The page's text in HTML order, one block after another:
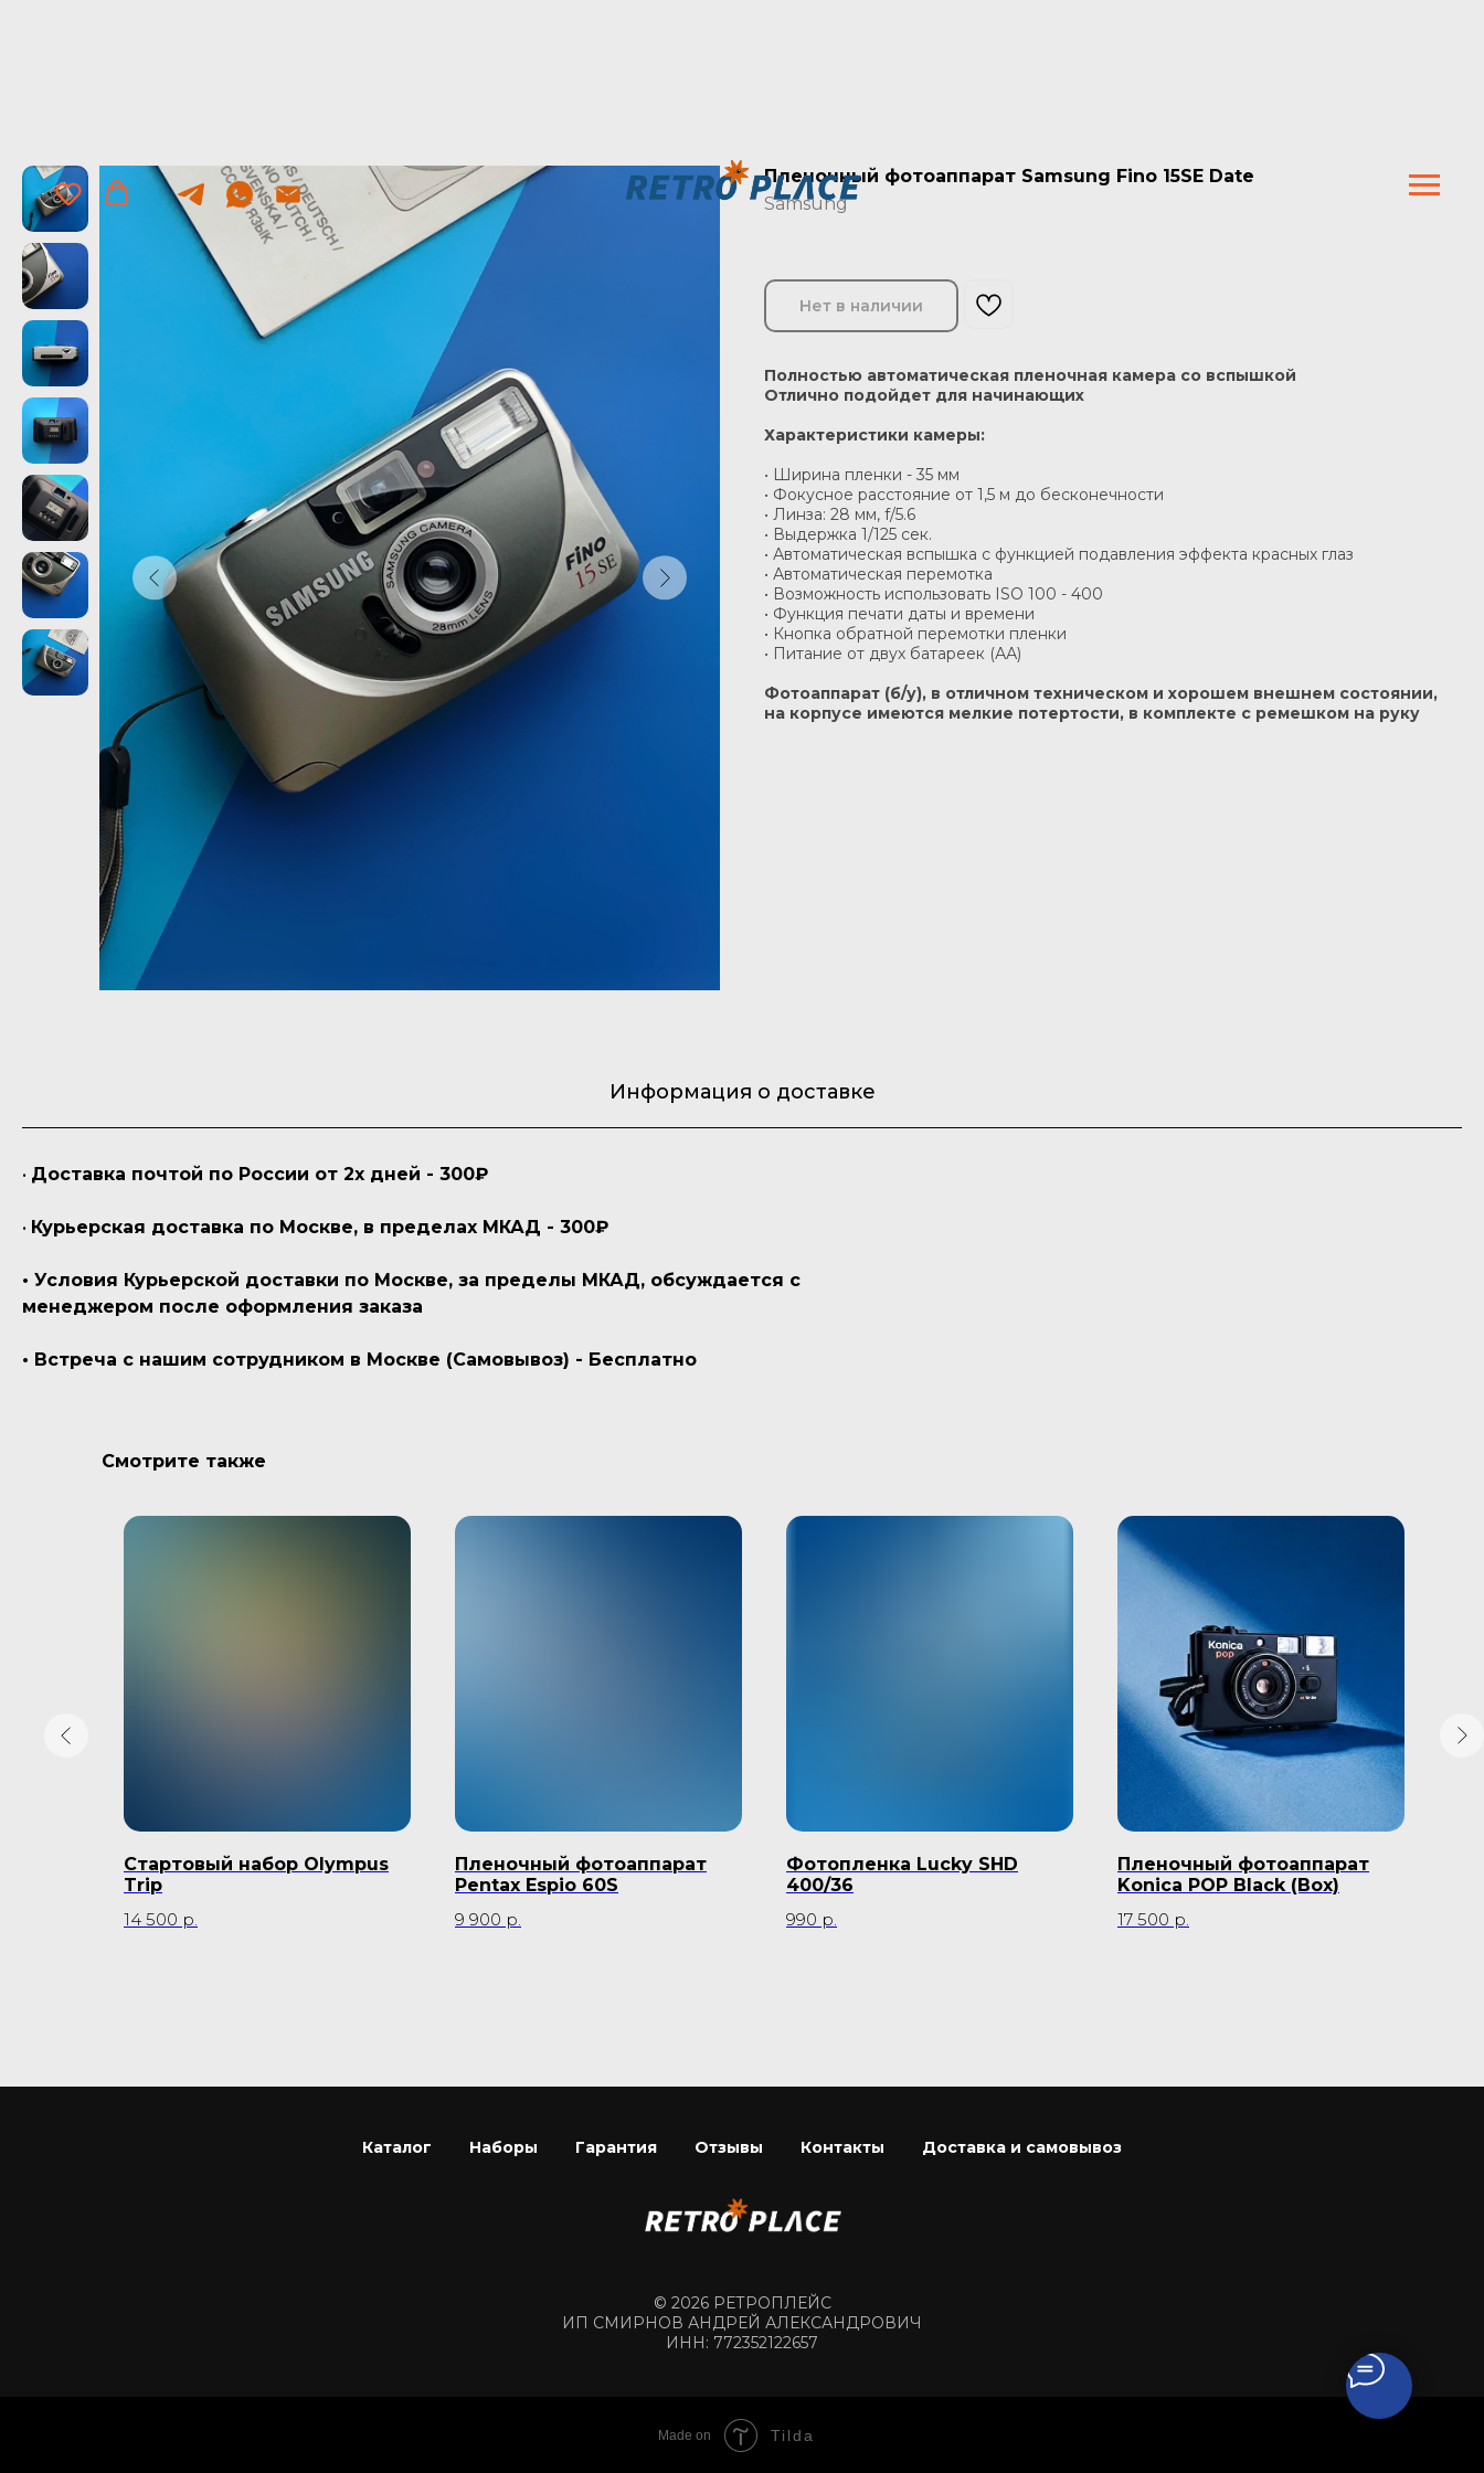
Пленочный фотоаппарат Samsung Fino 15SE Date
Samsung
Нет в наличии
Полностью автоматическая пленочная камера со вспышкой
Отлично подойдет для начинающих
Характеристики камеры:
• Ширина пленки - 35 мм
• Фокусное расстояние от 1,5 м до бесконечности
• Линза: 28 мм, f/5.6
• Выдержка 1/125 сек.
• Автоматическая вспышка с функцией подавления эффекта красных глаз
• Автоматическая перемотка
• Возможность использовать ISO 100 - 400
• Функция печати даты и времени
• Кнопка обратной перемотки пленки
• Питание от двух батареек (АА)
Фотоаппарат (б/у), в отличном техническом и хорошем внешнем состоянии,
на корпусе имеются мелкие потертости, в комплекте с ремешком на руку
Информация о доставке
• Доставка почтой по России от 2х дней - 300₽
• Курьерская доставка по Москве, в пределах МКАД - 300₽
• Условия Курьерской доставки по Москве, за пределы МКАД, обсуждается с
менеджером после оформления заказа
• Встреча с нашим сотрудником в Москве (Самовывоз) - Бесплатно
Смотрите также
Стартовый набор Olympus
Trip
14 500 р.
Пленочный фотоаппарат
Pentax Espio 60S
9 900 р.
Фотопленка Lucky SHD
400/36
990 р.
Пленочный фотоаппарат
Konica POP Black (Box)
17 500 р.
Каталог Наборы Гарантия Отзывы Контакты Доставка и самовывоз
© 2026 РЕТРОПЛЕЙС
ИП СМИРНОВ АНДРЕЙ АЛЕКСАНДРОВИЧ
ИНН: 772352122657
Made on Tilda